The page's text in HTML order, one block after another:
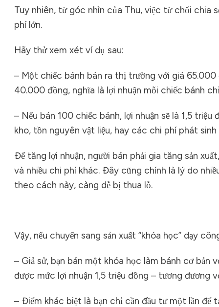
Tuy nhiên, từ góc nhìn của Thu, việc từ chối chia
phí lớn.
Hãy thử xem xét ví dụ sau:
– Một chiếc bánh bán ra thị trường với giá
40.000 đồng, nghĩa là lợi nhuận mỗi chiếc bánh
– Nếu bán 100 chiếc bánh, lợi nhuận sẽ là 1,5
kho, tồn nguyên vật liệu, hay các chi phí phát
Để tăng lợi nhuận, người bán phải gia tăng sản
và nhiều chi phí khác. Đây cũng chính là lý do
theo cách này, càng dễ bị thua lỗ.
Vậy, nếu chuyển sang sản xuất “khóa học” dạy
– Giả sử, bạn bán một khóa học làm bánh cơ
được mức lợi nhuận 1,5 triệu đồng – tương đương
– Điểm khác biệt là bạn chỉ cần đầu tư một lần để